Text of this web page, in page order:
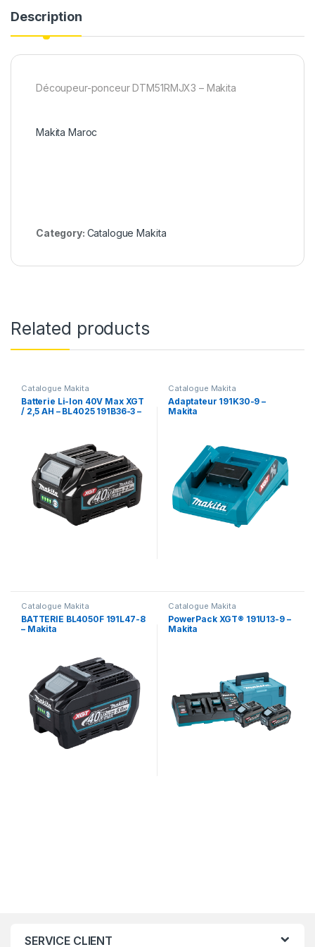
Description
Découpeur-ponceur DTM51RMJX3 – Makita
Makita Maroc
Category: Catalogue Makita
Related products
Catalogue Makita
Batterie Li-Ion 40V Max XGT
/ 2,5 AH – BL4025 191B36-3 –
Catalogue Makita
Adaptateur 191K30-9 –
Makita
Catalogue Makita
BATTERIE BL4050F 191L47-8
– Makita
Catalogue Makita
PowerPack XGT® 191U13-9 –
Makita
SERVICE CLIENT